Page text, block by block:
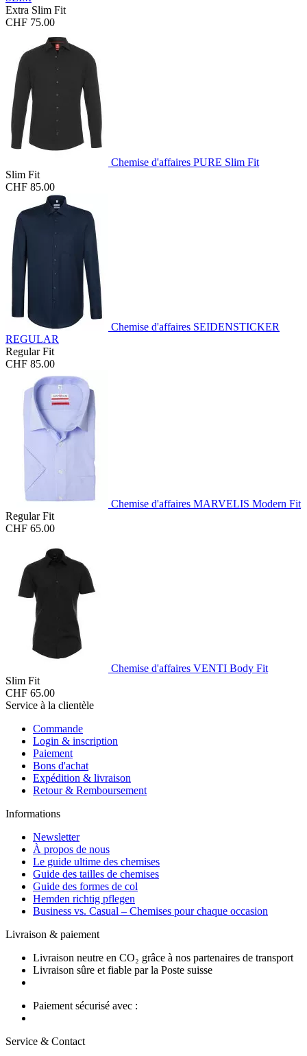
Extra Slim Fit
CHF 75.00
Chemise d'affaires PURE Slim Fit
Slim Fit
CHF 85.00
Chemise d'affaires SEIDENSTICKER
REGULAR
Regular Fit
CHF 85.00
Chemise d'affaires MARVELIS Modern Fit
Regular Fit
CHF 65.00
Chemise d'affaires VENTI Body Fit
Slim Fit
CHF 65.00
Service à la clientèle
Commande
Login & inscription
Paiement
Bons d'achat
Expédition & livraison
Retour & Remboursement
Informations
Newsletter
À propos de nous
Le guide ultime des chemises
Guide des tailles de chemises
Guide des formes de col
Hemden richtig pflegen
Business vs. Casual – Chemises pour chaque occasion
Livraison & paiement
Livraison neutre en CO₂ grâce à nos partenaires de transport
Livraison sûre et fiable par la Poste suisse
Paiement sécurisé avec :
Service & Contact